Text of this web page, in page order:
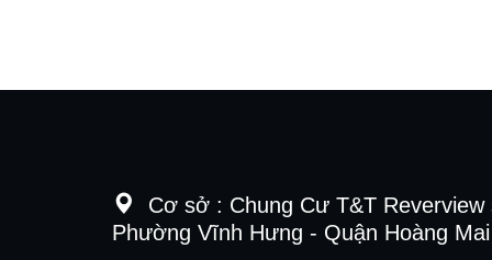
Cơ sở : Chung Cư T&T
Phường Vĩnh Hưng - Quận Hoàng